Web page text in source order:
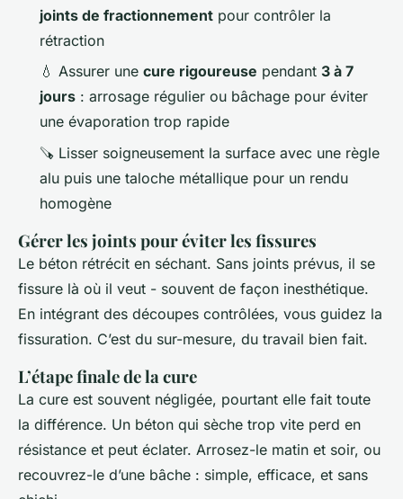
joints de fractionnement pour contrôler la
rétraction
💧 Assurer une cure rigoureuse pendant 3 à 7
jours : arrosage régulier ou bâchage pour éviter
une évaporation trop rapide
🪚 Lisser soigneusement la surface avec une règle
alu puis une taloche métallique pour un rendu
homogène
Gérer les joints pour éviter les fissures
Le béton rétrécit en séchant. Sans joints prévus, il se
fissure là où il veut - souvent de façon inesthétique.
En intégrant des découpes contrôlées, vous guidez la
fissuration. C’est du sur-mesure, du travail bien fait.
L’étape finale de la cure
La cure est souvent négligée, pourtant elle fait toute
la différence. Un béton qui sèche trop vite perd en
résistance et peut éclater. Arrosez-le matin et soir, ou
recouvrez-le d’une bâche : simple, efficace, et sans